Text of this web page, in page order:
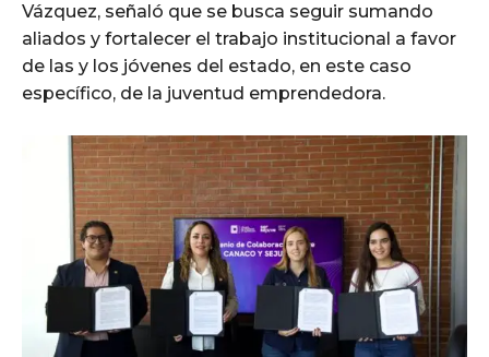
Vázquez, señaló que se busca seguir sumando
aliados y fortalecer el trabajo institucional a favor
de las y los jóvenes del estado, en este caso
específico, de la juventud emprendedora.